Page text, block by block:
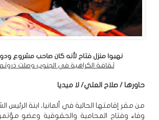
نهبوا منزل فتاح لأنه كان صاحب مشروع
ثقافة الكراهية في الجنوب وصلت
حاورها / صلاح العلي/ لا ميديا
من مقر إقامتها الحالية في ألمانيا، ابنة الرئيس
وفاء وفتاح المحامية والحقوقية وعضو